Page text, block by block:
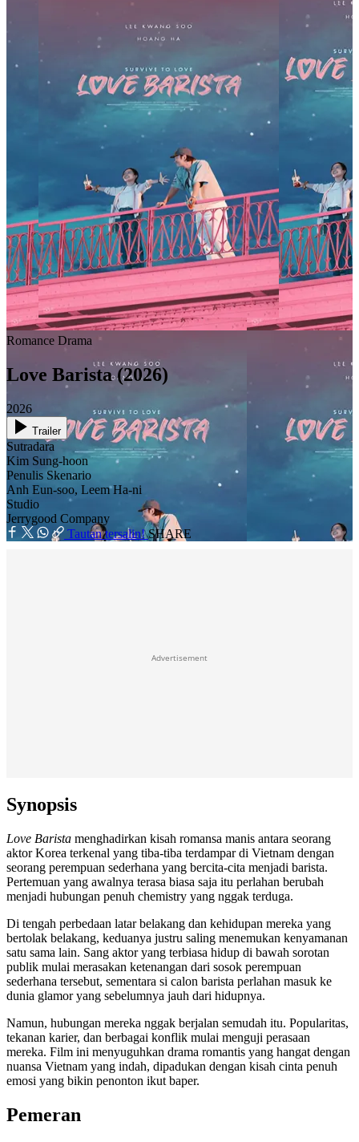
Romance Drama
Love Barista (2026)
2026
Trailer
Sutradara
Kim Sung-hoon
Penulis Skenario
Anh Eun-soo, Leem Ha-ni
Studio
Jerrygood Company
Tautan tersalin! SHARE
Advertisement
Synopsis
Love Barista menghadirkan kisah romansa manis antara seorang
aktor Korea terkenal yang tiba-tiba terdampar di Vietnam dengan
seorang perempuan sederhana yang bercita-cita menjadi barista.
Pertemuan yang awalnya terasa biasa saja itu perlahan berubah
menjadi hubungan penuh chemistry yang nggak terduga.
Di tengah perbedaan latar belakang dan kehidupan mereka yang
bertolak belakang, keduanya justru saling menemukan kenyamanan
satu sama lain. Sang aktor yang terbiasa hidup di bawah sorotan
publik mulai merasakan ketenangan dari sosok perempuan
sederhana tersebut, sementara si calon barista perlahan masuk ke
dunia glamor yang sebelumnya jauh dari hidupnya.
Namun, hubungan mereka nggak berjalan semudah itu. Popularitas,
tekanan karier, dan berbagai konflik mulai menguji perasaan
mereka. Film ini menyuguhkan drama romantis yang hangat dengan
nuansa Vietnam yang indah, dipadukan dengan kisah cinta penuh
emosi yang bikin penonton ikut baper.
Pemeran